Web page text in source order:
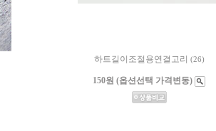
하트길이조절용연결고리 (26)
150원 (옵션선택 가격변동)